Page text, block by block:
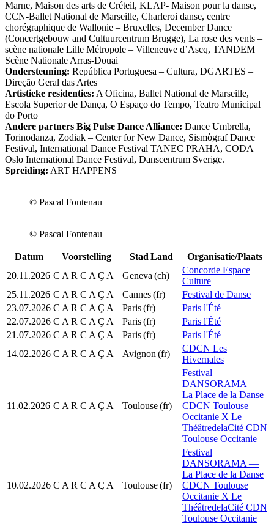
Marne, Maison des arts de Créteil, KLAP- Maison pour la danse,
CCN-Ballet National de Marseille, Charleroi danse, centre
chorégraphique de Wallonie – Bruxelles, December Dance
(Concertgebouw and Cultuurcentrum Brugge), La rose des vents –
scène nationale Lille Métropole – Villeneuve d’Ascq, TANDEM
Scène Nationale Arras-Douai
Ondersteuning: República Portuguesa – Cultura, DGARTES –
Direção Geral das Artes
Artistieke residenties: A Oficina, Ballet National de Marseille,
Escola Superior de Dança, O Espaço do Tempo, Teatro Municipal
do Porto
Andere partners Big Pulse Dance Alliance: Dance Umbrella,
Torinodanza, Zodiak – Center for New Dance, Sismògraf Dance
Festival, International Dance Festival TANEC PRAHA, CODA
Oslo International Dance Festival, Danscentrum Sverige.
Spreiding: ART HAPPENS
© Pascal Fontenau
© Pascal Fontenau
Datum Voorstelling Stad Land
Organisatie/Plaats
20.11.2026 C A R C A Ç A Geneva (ch)
Concorde Espace
Culture
25.11.2026 C A R C A Ç A Cannes(fr)
Festival de Danse
23.07.2026 C A R C A Ç A Paris(fr)
Paris l'Été
22.07.2026 C A R C A Ç A Paris(fr)
Paris l'Été
21.07.2026 C A R C A Ç A Paris(fr)
Paris l'Été
14.02.2026 C A R C A Ç A Avignon (fr)
CDCN Les
Hivernales
11.02.2026 C A R C A Ç A Toulouse(fr)
Festival
DANSORAMA —
La Place de la Danse
CDCN Toulouse
Occitanie X Le
ThéâtredelaCité CDN
Toulouse Occitanie
10.02.2026 C A R C A Ç A Toulouse(fr)
Festival
DANSORAMA —
La Place de la Danse
CDCN Toulouse
Occitanie X Le
ThéâtredelaCité CDN
Toulouse Occitanie